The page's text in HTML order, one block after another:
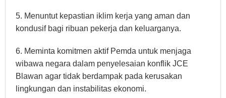
5. Menuntut kepastian iklim kerja yang aman dan
kondusif bagi ribuan pekerja dan keluarganya.
6. Meminta komitmen aktif Pemda untuk menjaga
wibawa negara dalam penyelesaian konflik JCE
Blawan agar tidak berdampak pada kerusakan
lingkungan dan instabilitas ekonomi.